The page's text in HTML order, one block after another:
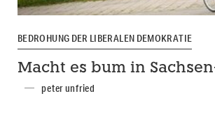
BEDROHUNG DER LIBERALEN DEMOKRATIE
Macht es bum in
peter unfried